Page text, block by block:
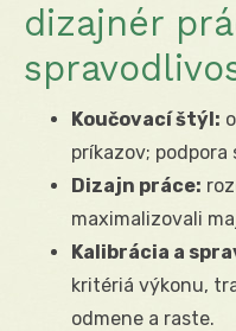
dizajnér
Koučovací štýl:
príkazov; podpora
Dizajn práce:
maximalizovali
Kalibrácia a
kritériá výkonu,
odmene a raste.